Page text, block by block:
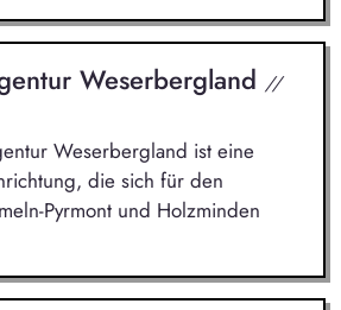
Weserbergland //
Weserbergland ist eine
die sich für den
Pyrmont und Holzminden